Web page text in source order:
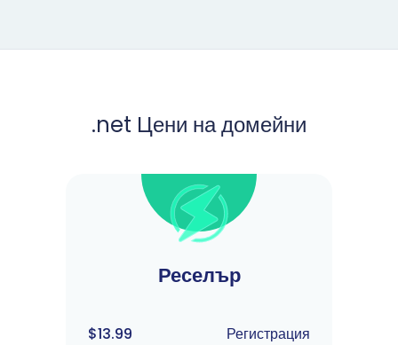
.net Цени на домейни
Реселър
$13.99
Регистрация